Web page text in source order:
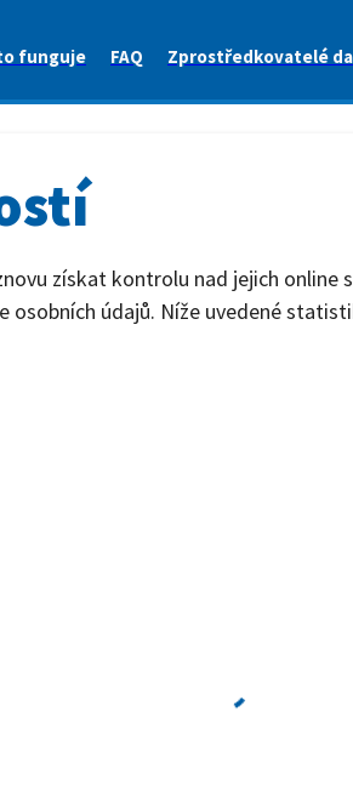
funguje FAQ Zprostředkovatelé
získat kontrolu nad jejich
osobních údajů. Níže uvedené